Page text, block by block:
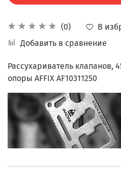
(0)
В
Добавить в сравнение
Рассухариватель клапанов,
опоры AFFIX AF10311250